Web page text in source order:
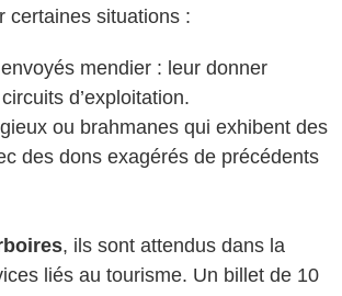
certaines situations :
mendier : leur donner
d’exploitation.
ou brahmanes qui exhibent des
des dons exagérés de précédents
, ils sont attendus dans la
liés au tourisme. Un billet de 10